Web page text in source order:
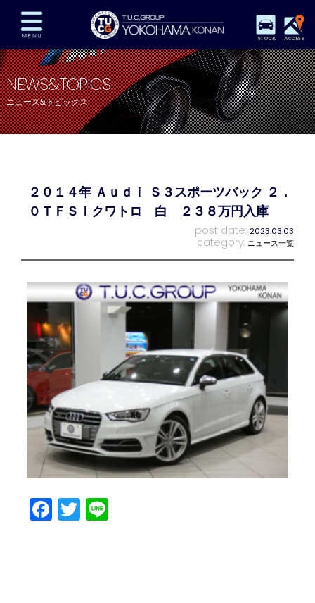
STOCK ACCESS
在庫車両情報 保証&サービス パーツリスト
TUCとは？ 店舗情報 アクセスマップ
全国納車 特別作業 注文販売
プライバシーポリシー スタッフblog 納車blog
NEWS&TOPICS
ニュース&トピックス
２０１４年 Ａｕｄｉ Ｓ３スポーツバック ２．
０ＴＦＳＩクワトロ 白 ２３８万円入庫
post date: 2023.03.03
category: ニュース一覧
Facebook
Twitter